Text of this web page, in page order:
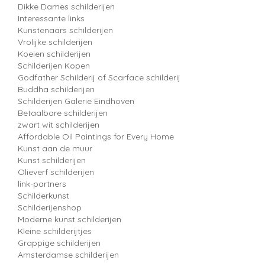
Dikke Dames schilderijen
Interessante links
Kunstenaars schilderijen
Vrolijke schilderijen
Koeien schilderijen
Schilderijen Kopen
Godfather Schilderij of Scarface schilderij
Buddha schilderijen
Schilderijen Galerie Eindhoven
Betaalbare schilderijen
zwart wit schilderijen
Affordable Oil Paintings for Every Home
Kunst aan de muur
Kunst schilderijen
Olieverf schilderijen
link-partners
Schilderkunst
Schilderijenshop
Moderne kunst schilderijen
Kleine schilderijtjes
Grappige schilderijen
Amsterdamse schilderijen